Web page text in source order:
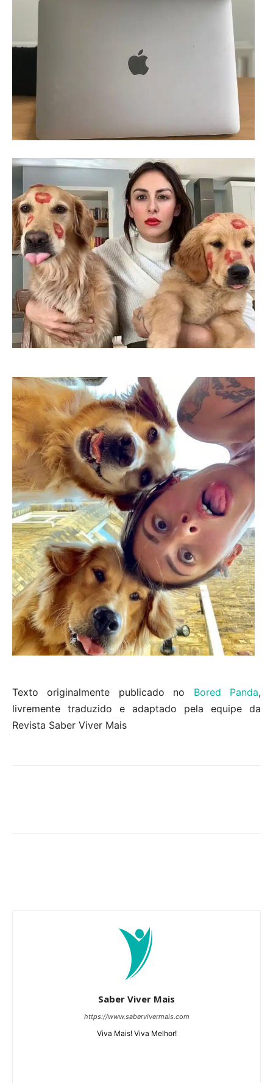
Texto originalmente publicado no Bored Panda,
livremente traduzido e adaptado pela equipe da
Revista Saber Viver Mais
Saber Viver Mais
https://www.sabervivermais.com
Viva Mais! Viva Melhor!